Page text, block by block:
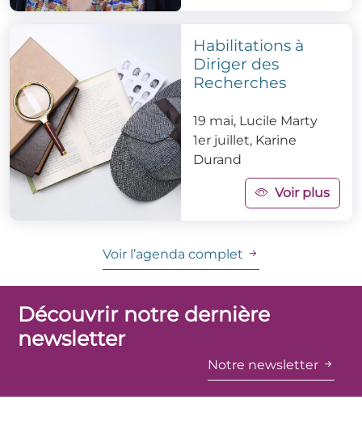
Habilitations à
Diriger des
Recherches
19 mai, Lucile Marty
1er juillet, Karine
Durand
Voir plus
Voir l’agenda complet
Découvrir notre dernière
newsletter
Notre newsletter